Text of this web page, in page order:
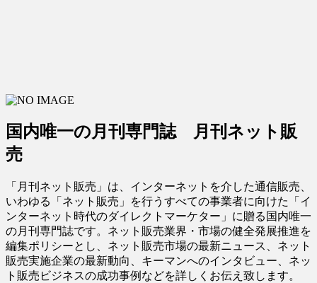
国内唯一の月刊専門誌 月刊ネット販
売
「月刊ネット販売」は、インターネットを介した通信販売、
いわゆる「ネット販売」を行うすべての事業者に向けた「イ
ンターネット時代のダイレクトマーケター」に贈る国内唯一
の月刊専門誌です。ネット販売業界・市場の健全発展推進を
編集ポリシーとし、ネット販売市場の最新ニュース、ネット
販売実施企業の最新動向、キーマンへのインタビュー、ネッ
ト販売ビジネスの成功事例などを詳しくお伝え致します。